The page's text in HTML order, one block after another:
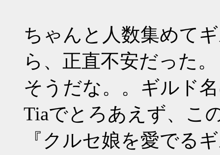
ちゃんと人数集めて
ら、正直不安だった。
そうだな。。ギルド
Tiaでとろあえず、こ
『クルセ娘を愛でる